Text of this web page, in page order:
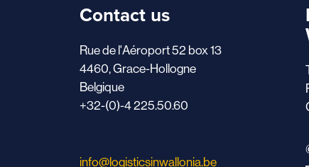
Contact us
Rue de l'Aéroport 52 box 13
4460, Grace-Hollogne
Belgique
+32-(0)-4 225.50.60
info@logisticsinwallonia.be